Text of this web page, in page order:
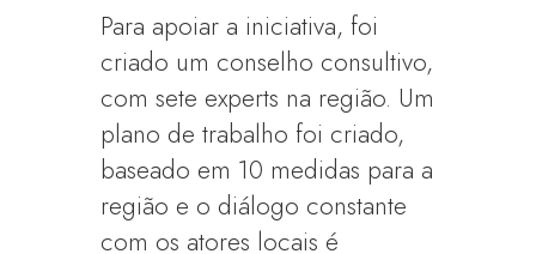
Para apoiar a iniciativa, foi
criado um conselho consultivo,
com sete experts na região. Um
plano de trabalho foi criado,
baseado em 10 medidas para a
região e o diálogo constante
com os atores locais é